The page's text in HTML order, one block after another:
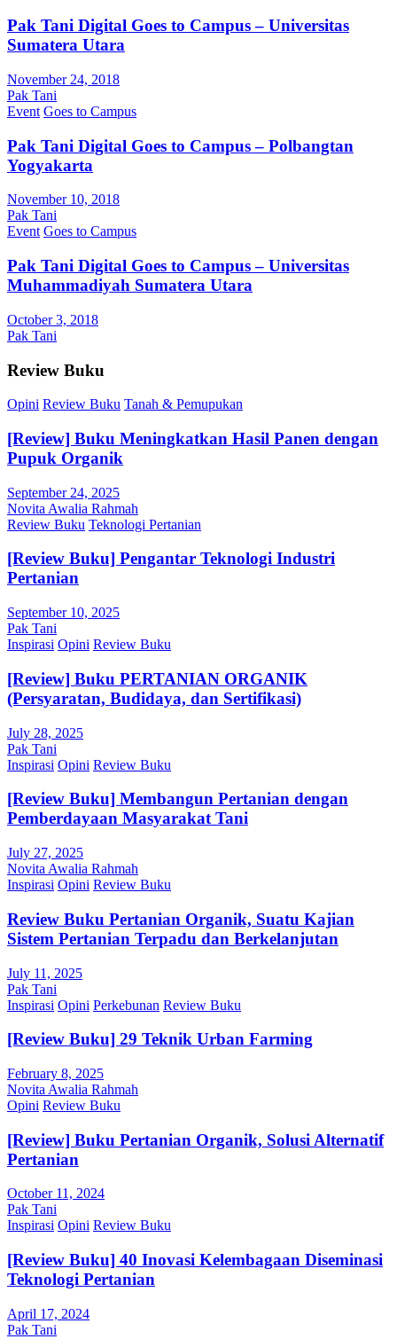
Pak Tani Digital Goes to Campus – Universitas
Sumatera Utara
November 24, 2018
Pak Tani
Event Goes to Campus
Pak Tani Digital Goes to Campus – Polbangtan
Yogyakarta
November 10, 2018
Pak Tani
Event Goes to Campus
Pak Tani Digital Goes to Campus – Universitas
Muhammadiyah Sumatera Utara
October 3, 2018
Pak Tani
Review Buku
Opini Review Buku Tanah & Pemupukan
[Review] Buku Meningkatkan Hasil Panen dengan
Pupuk Organik
September 24, 2025
Novita Awalia Rahmah
Review Buku Teknologi Pertanian
[Review Buku] Pengantar Teknologi Industri
Pertanian
September 10, 2025
Pak Tani
Inspirasi Opini Review Buku
[Review] Buku PERTANIAN ORGANIK
(Persyaratan, Budidaya, dan Sertifikasi)
July 28, 2025
Pak Tani
Inspirasi Opini Review Buku
[Review Buku] Membangun Pertanian dengan
Pemberdayaan Masyarakat Tani
July 27, 2025
Novita Awalia Rahmah
Inspirasi Opini Review Buku
Review Buku Pertanian Organik, Suatu Kajian
Sistem Pertanian Terpadu dan Berkelanjutan
July 11, 2025
Pak Tani
Inspirasi Opini Perkebunan Review Buku
[Review Buku] 29 Teknik Urban Farming
February 8, 2025
Novita Awalia Rahmah
Opini Review Buku
[Review] Buku Pertanian Organik, Solusi Alternatif
Pertanian
October 11, 2024
Pak Tani
Inspirasi Opini Review Buku
[Review Buku] 40 Inovasi Kelembagaan Diseminasi
Teknologi Pertanian
April 17, 2024
Pak Tani